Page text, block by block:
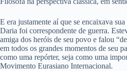
E era justamente aí que se encaixava
Daria foi correspondente de guerra.
amiga dos heróis de seu povo e falou
em todos os grandes momentos de seu
como uma repórter, seja como uma
Movimento Eurasiano Internacional.